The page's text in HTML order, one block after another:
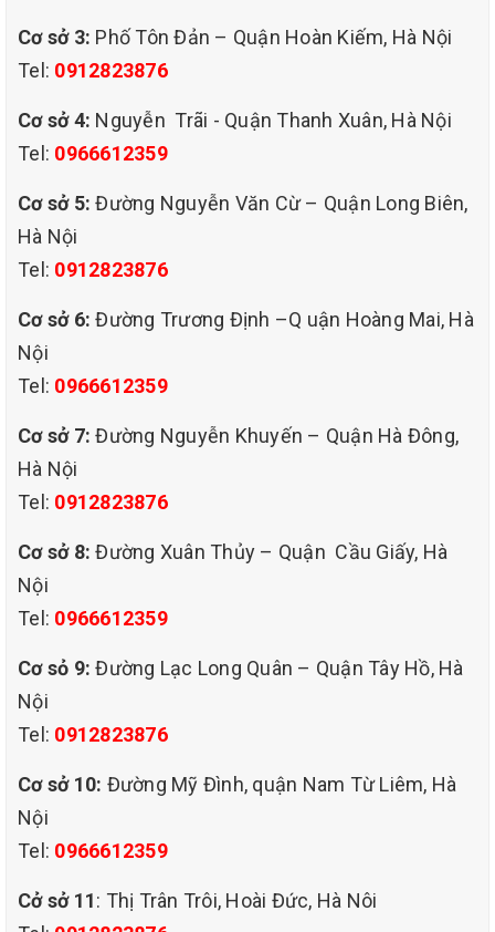
Dịch vụ giặt rèm cửa tại nhà giá rẻ tại quận nam từ
liêm là gói dịch vụ mà chúng tôi cung cấp để đáp ứng
nam từ liêm. Cũng như việc giặt ghế sofa hay giặt
đệm kymdan; thì có nhiều khách hàng còn chưa hiểu
rõ lắm về quy trình và phương pháp của việc giặt rèm
cửa. Nên trong bài viết này, chúng tôi xin được trình
bày để quý khách hàng hiểu rõ hơn về gói dịch vụ này.
Cơ sở 3: Phố Tôn Đản – Quận Hoàn Kiếm, Hà Nội
Tel: 0912823876
Cơ sở 4: Nguyễn Trãi - Quận Thanh Xuân, Hà Nội
Tel: 0966612359
Cơ sở 5: Đường Nguyễn Văn Cừ – Quận Long Biên,
Hà Nội
Tel: 0912823876
Cơ sở 6: Đường Trương Định –Q uận Hoàng Mai, Hà
Nội
Tel: 0966612359
Cơ sở 7:Đường Nguyễn Khuyến – Quận Hà Đông,
Hà Nội
Tel: 0912823876
Cơ sở 8:Đường Xuân Thủy – Quận Cầu Giấy, Hà
Nội
Tel: 0966612359
Cơ sỏ 9: Đường Lạc Long Quân – Quận Tây Hồ, Hà
Nội
Tel: 0912823876
Cơ sở 10: Đường Mỹ Đình, quận Nam Từ Liêm, Hà
Nội
Tel: 0966612359
Cở sở 11: Thị Trân Trôi, Hoài Đức, Hà Nôi